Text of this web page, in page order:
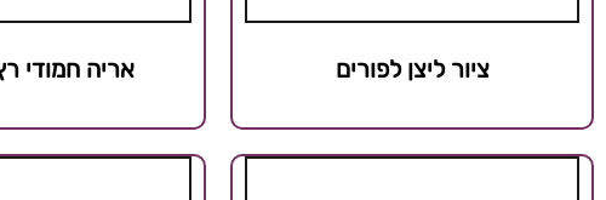
ציור ליצן לפורים אריה חמודי